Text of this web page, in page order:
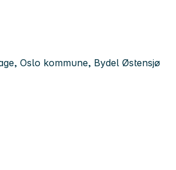
Oslo kommune, Bydel Østensjø